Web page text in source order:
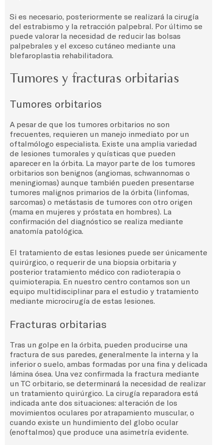
Si es necesario, posteriormente se realizará la cirugía
del estrabismo y la retracción palpebral. Por último se
puede valorar la necesidad de reducir las bolsas
palpebrales y el exceso cutáneo mediante una
blefaroplastia rehabilitadora.
Tumores y fracturas orbitarias
Tumores orbitarios
A pesar de que los tumores orbitarios no son
frecuentes, requieren un manejo inmediato por un
oftalmólogo especialista. Existe una amplia variedad
de lesiones tumorales y quísticas que pueden
aparecer en la órbita. La mayor parte de los tumores
orbitarios son benignos (angiomas, schwannomas o
meningiomas) aunque también pueden presentarse
tumores malignos primarios de la órbita (linfomas,
sarcomas) o metástasis de tumores con otro origen
(mama en mujeres y próstata en hombres). La
confirmación del diagnóstico se realiza mediante
anatomía patológica.
El tratamiento de estas lesiones puede ser únicamente
quirúrgico, o requerir de una biopsia orbitaria y
posterior tratamiento médico con radioterapia o
quimioterapia. En nuestro centro contamos son un
equipo multidisciplinar para el estudio y tratamiento
mediante microcirugía de estas lesiones.
Fracturas orbitarias
Tras un golpe en la órbita, pueden producirse una
fractura de sus paredes, generalmente la interna y la
inferior o suelo, ambas formadas por una fina y delicada
lámina ósea. Una vez confirmada la fractura mediante
un TC orbitario, se determinará la necesidad de realizar
un tratamiento quirúrgico. La cirugía reparadora está
indicada ante dos situaciones: alteración de los
movimientos oculares por atrapamiento muscular, o
cuando existe un hundimiento del globo ocular
(enoftalmos) que produce una asimetría evidente.